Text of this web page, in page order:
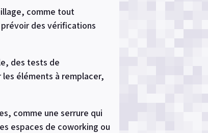
comme tout
des vérifications
des tests de
éléments à remplacer,
comme une serrure qui
espaces de coworking ou